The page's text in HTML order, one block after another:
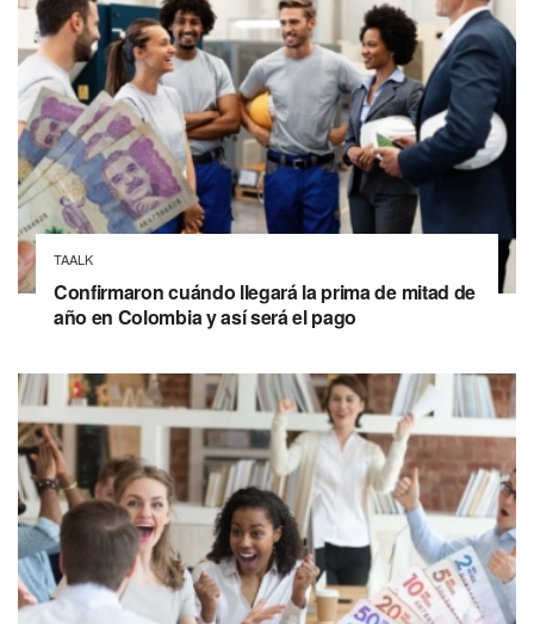
TAALK
Confirmaron cuándo llegará la prima de mitad de
año en Colombia y así será el pago